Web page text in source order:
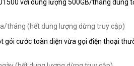
với dung lượng 500GB/tháng
tháng (hết dung lượng dừng truy cập)
gói cước toàn diện vừa gọi điện thoại